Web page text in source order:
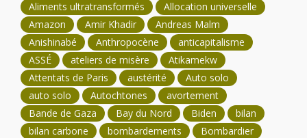
Aliments ultratransformés
Allocation universelle
Amazon
Amir Khadir
Andreas Malm
Anishinabé
Anthropocène
anticapitalisme
ASSÉ
ateliers de misère
Atikamekw
Attentats de Paris
austérité
Auto solo
auto solo
Autochtones
avortement
Bande de Gaza
Bay du Nord Biden
bilan
bilan carbone
bombardements
Bombardier